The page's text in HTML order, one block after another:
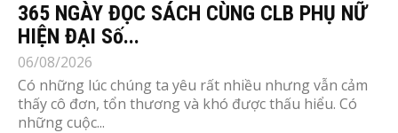
365 NGÀY ĐỌC SÁCH CÙNG CLB PHỤ NỮ
HIỆN ĐẠI Số...
06/08/2026
Có những lúc chúng ta yêu rất nhiều nhưng vẫn cảm
thấy cô đơn, tổn thương và khó được thấu hiểu. Có
những cuộc...